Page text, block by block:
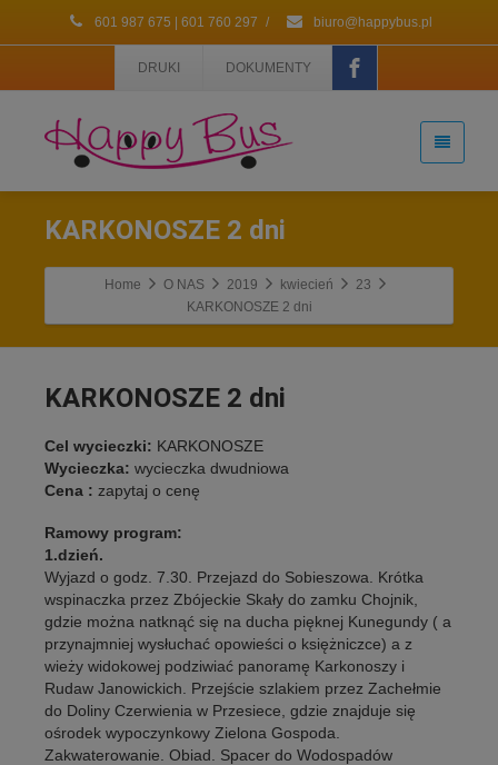
601 987 675 | 601 760 297 / biuro@happybus.pl
DRUKI DOKUMENTY
KARKONOSZE 2 dni
Home O NAS 2019 kwiecień
23
KARKONOSZE 2 dni
KARKONOSZE 2 dni
Cel wycieczki: KARKONOSZE
Wycieczka: wycieczka dwudniowa
Cena : zapytaj o cenę
Ramowy program:
1.dzień.
Wyjazd o godz. 7.30. Przejazd do Sobieszowa. Krótka
wspinaczka przez Zbójeckie Skały do zamku Chojnik,
gdzie można natknąć się na ducha pięknej Kunegundy ( a
przynajmniej wysłuchać opowieści o księżniczce) a z
wieży widokowej podziwiać panoramę Karkonoszy i
Rudaw Janowickich. Przejście szlakiem przez Zachełmie
do Doliny Czerwienia w Przesiece, gdzie znajduje się
ośrodek wypoczynkowy Zielona Gospoda.
Zakwaterowanie. Obiad. Spacer do Wodospadów